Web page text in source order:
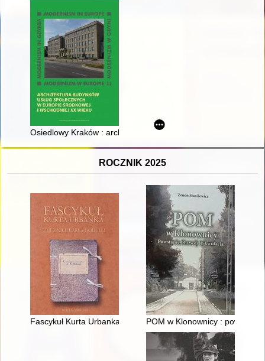
Osiedlowy Kraków : architektura i urbanistyka w PRL-u =
ROCZNIK 2025
Fascykuł Kurta Urbanka : tajemnice Carla Godulli
POM w Klonownicy :